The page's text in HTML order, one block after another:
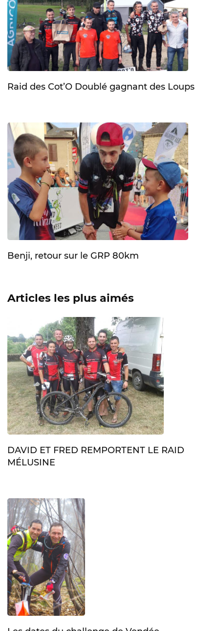
Raid des Cot’O Doublé gagnant des Loups
Benji, retour sur le GRP 80km
Articles les plus aimés
DAVID ET FRED REMPORTENT LE RAID
MÉLUSINE